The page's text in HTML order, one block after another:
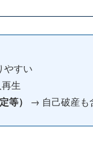
やすい
生
等）
→ 自己破産も